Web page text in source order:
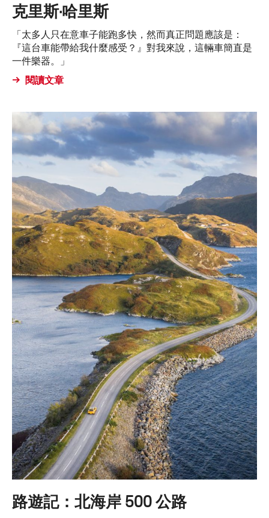
克里斯·哈里斯
「太多人只在意車子能跑多快，然而真正問題應該是：
『這台車能帶給我什麼感受？』對我來說，這輛車簡直是
一件樂器。」
閱讀文章
路遊記：北海岸 500 公路